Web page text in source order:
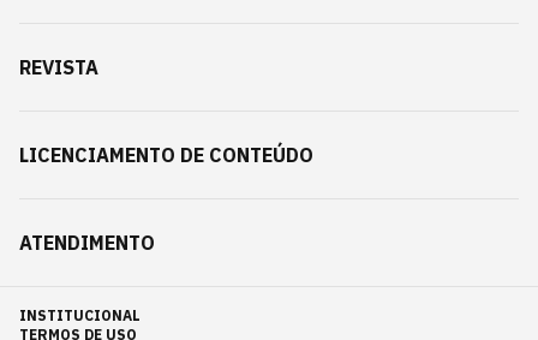
REVISTA
LICENCIAMENTO DE CONTEÚDO
ATENDIMENTO
INSTITUCIONAL
TERMOS DE USO